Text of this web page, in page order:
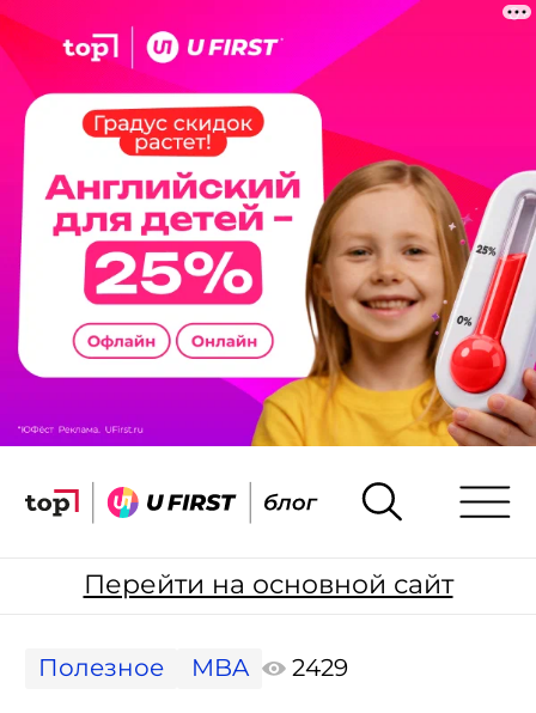
Перейти на основной сайт
Полезное MBA 2429